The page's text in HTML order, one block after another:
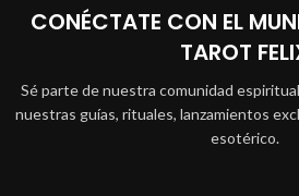
CONÉCTATE CON EL
TAROT
Sé parte de nuestra comunidad
nuestras guías, rituales, lanzamientos
esotérico.